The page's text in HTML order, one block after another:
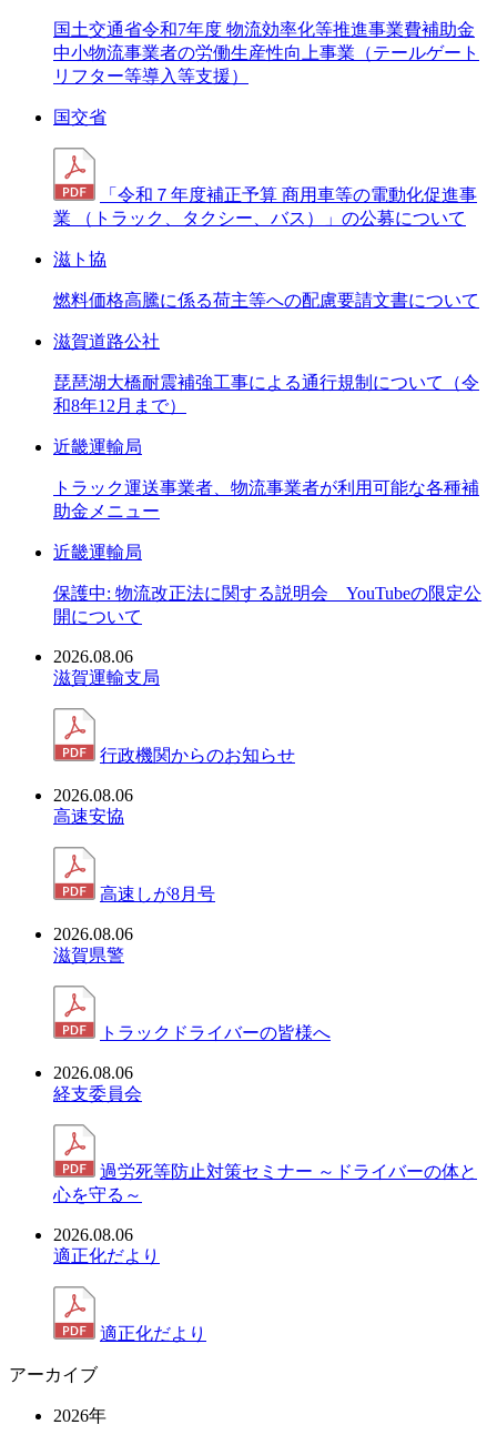
国土交通省令和7年度 物流効率化等推進事業費補助金
中小物流事業者の労働生産性向上事業（テールゲート
リフター等導入等支援）
国交省
「令和７年度補正予算 商用車等の電動化促進事
業 （トラック、タクシー、バス）」の公募について
滋ト協
燃料価格高騰に係る荷主等への配慮要請文書について
滋賀道路公社
琵琶湖大橋耐震補強工事による通行規制について（令
和8年12月まで）
近畿運輸局
トラック運送事業者、物流事業者が利用可能な各種補
助金メニュー
近畿運輸局
保護中: 物流改正法に関する説明会 YouTubeの限定公
開について
2026.08.06
滋賀運輸支局
行政機関からのお知らせ
2026.08.06
高速安協
高速しが8月号
2026.08.06
滋賀県警
トラックドライバーの皆様へ
2026.08.06
経支委員会
過労死等防止対策セミナー ～ドライバーの体と
心を守る～
2026.08.06
適正化だより
適正化だより
アーカイブ
2026年